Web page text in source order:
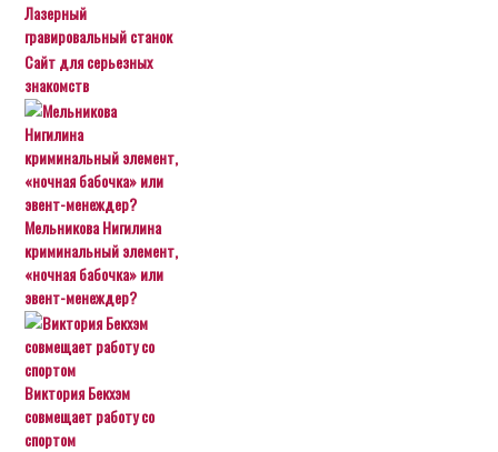
Лазерный
гравировальный станок
Сайт для серьезных
знакомств
Мельникова Нигилина
криминальный элемент,
«ночная бабочка» или
эвент-менеждер?
Виктория Бекхэм
совмещает работу со
спортом